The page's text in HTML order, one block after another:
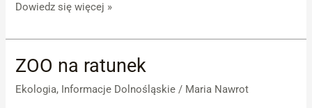
Dowiedz się więcej »
ZOO na ratunek
Ekologia, Informacje Dolnośląskie / Maria Nawrot
ZOO
ratunek